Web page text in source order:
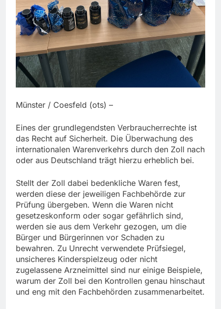
Münster / Coesfeld (ots) –
Eines der grundlegendsten Verbraucherrechte ist
das Recht auf Sicherheit. Die Überwachung des
internationalen Warenverkehrs durch den Zoll nach
oder aus Deutschland trägt hierzu erheblich bei.
Stellt der Zoll dabei bedenkliche Waren fest,
werden diese der jeweiligen Fachbehörde zur
Prüfung übergeben. Wenn die Waren nicht
gesetzeskonform oder sogar gefährlich sind,
werden sie aus dem Verkehr gezogen, um die
Bürger und Bürgerinnen vor Schaden zu
bewahren. Zu Unrecht verwendete Prüfsiegel,
unsicheres Kinderspielzeug oder nicht
zugelassene Arzneimittel sind nur einige Beispiele,
warum der Zoll bei den Kontrollen genau hinschaut
und eng mit den Fachbehörden zusammenarbeitet.